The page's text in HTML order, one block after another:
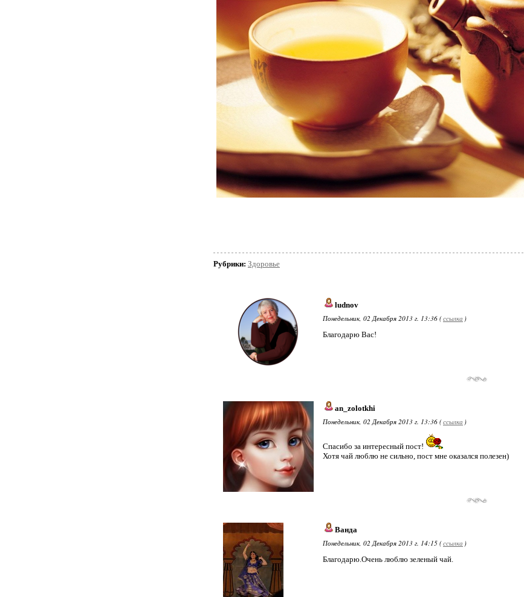
Рубрики: Здоровье
ludnov
Понедельник, 02 Декабря 2013 г. 13:36 (ссылка )
Благодарю Вас!
an_zolotkhi
Понедельник, 02 Декабря 2013 г. 13:36 (ссылка )
Спасибо за интересный пост!
Хотя чай люблю не сильно, пост мне оказался полезен)
Ванда
Понедельник, 02 Декабря 2013 г. 14:15 (ссылка )
Благодарю.Очень люблю зеленый чай.